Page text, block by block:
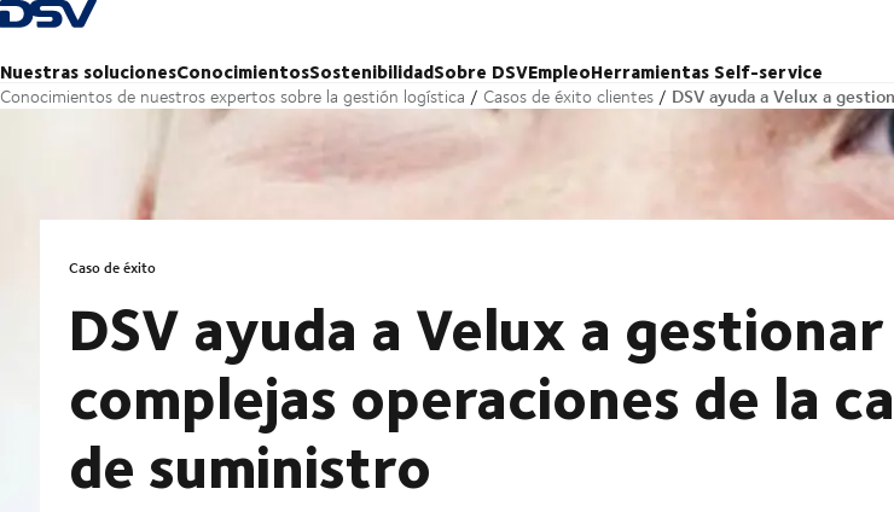
Volver a la página principal
Nuestras solucionesConocimientosSostenibilidadSobre DSVEmpleoHerramientas Self-service
Conocimientos de nuestros expertos sobre la gestión logística Casos de éxito clientes DSV ayuda a Velux a
Caso de éxito
DSV ayuda a Velux a
complejas operaciones de la
de suministro